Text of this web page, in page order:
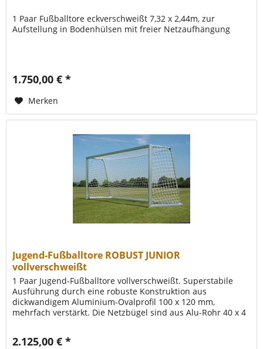
1 Paar Fußballtore eckverschweißt 7,32 x 2,44m, zur
Aufstellung in Bodenhülsen mit freier Netzaufhängung
1.750,00 € *
Merken
Jugend-Fußballtore ROBUST JUNIOR
vollverschweißt
1 Paar Jugend-Fußballtore vollverschweißt. Superstabile
Ausführung durch eine robuste Konstruktion aus
dickwandigem Aluminium-Ovalprofil 100 x 120 mm,
mehrfach verstärkt. Die Netzbügel sind aus Alu-Rohr 40 x 4
2.125,00 € *